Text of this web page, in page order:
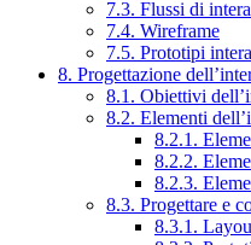
7.3. Flussi di
7.4. Wireframe
7.5. Prototipi
8. Progettazione
8.1. Obiettivi
8.2. Elementi
8.2.1.
8.2.2.
8.2.3.
8.3. Progettare e
8.3.1.